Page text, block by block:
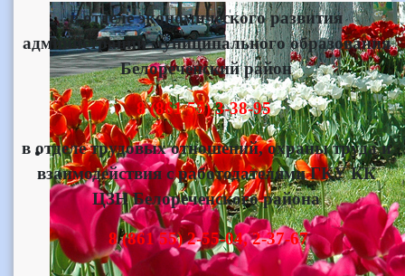
в отделе экономического развития
администрации муниципального образования
Белореченский район
8 (861 55) 3-38-95
в отделе трудовых отношений, охраны труда и
взаимодействия с работодателями ГКУ КК
ЦЗН Белореченского района
8 (861 55) 2-55-04, 2-37-67